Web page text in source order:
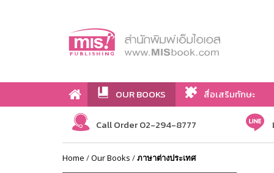
OUR BOOKS สื่อเสริมทักษะ
Call Order 02-294-8777
Home /Our Books /ภาษาต่างประเทศ